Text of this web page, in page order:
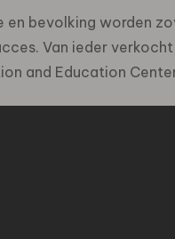
bevolking worden
Van ieder
and Education